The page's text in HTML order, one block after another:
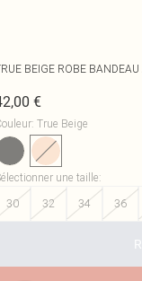
BEIGE ROBE
€
: True Beige
une taille:
30
32 34 36